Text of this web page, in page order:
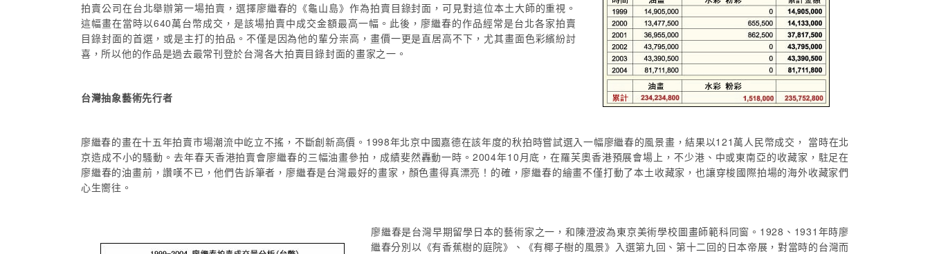
拍賣公司在台北舉辦第一場拍賣，選擇廖繼春的《龜山島》作為拍賣目錄封面，可見對這位本土大師的重視。
這幅畫在當時以640萬台幣成交，是該場拍賣中成交金額最高一幅。此後，廖繼春的作品經常是台北各家拍賣
目錄封面的首選，或是主打的拍品。不僅是因為他的輩分崇高，畫價一更是直居高不下，尤其畫面色彩繽紛討
喜，所以他的作品是過去最常刊登於台灣各大拍賣目錄封面的畫家之一。
台灣抽象藝術先行者
廖繼春的畫在十五年拍賣市場潮流中屹立不搖，不斷創新高價。1998年北京中國嘉德在該年度的秋拍時嘗試選入一幅廖繼春的風景畫，結果以121萬人民幣成交， 當時在北
京造成不小的騷動。去年春天香港拍賣會廖繼春的三幅油畫參拍，成績斐然轟動一時。2004年10月底，在羅芙奧香港預展會場上，不少港、中或東南亞的收藏家，駐足在
廖繼春的油畫前，讚嘆不已，他們告訴筆者，廖繼春是台灣最好的畫家，顏色畫得真漂亮！的確，廖繼春的繪畫不僅打動了本土收藏家，也讓穿梭國際拍場的海外收藏家們
心生嚮往。
廖繼春是台灣早期留學日本的藝術家之一，和陳澄波為東京美術學校圖畫師範科同窗。1928、1931年時廖
繼春分別以《有香蕉樹的庭院》、《有椰子樹的風景》入選第九回、第十二回的日本帝展，對當時的台灣而